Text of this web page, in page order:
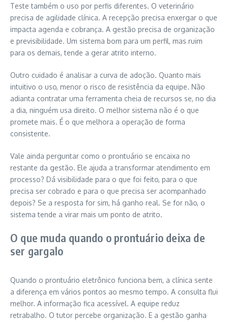
Teste também o uso por perfis diferentes. O veterinário
precisa de agilidade clínica. A recepção precisa enxergar o que
impacta agenda e cobrança. A gestão precisa de organização
e previsibilidade. Um sistema bom para um perfil, mas ruim
para os demais, tende a gerar atrito interno.
Outro cuidado é analisar a curva de adoção. Quanto mais
intuitivo o uso, menor o risco de resistência da equipe. Não
adianta contratar uma ferramenta cheia de recursos se, no dia
a dia, ninguém usa direito. O melhor sistema não é o que
promete mais. É o que melhora a operação de forma
consistente.
Vale ainda perguntar como o prontuário se encaixa no
restante da gestão. Ele ajuda a transformar atendimento em
processo? Dá visibilidade para o que foi feito, para o que
precisa ser cobrado e para o que precisa ser acompanhado
depois? Se a resposta for sim, há ganho real. Se for não, o
sistema tende a virar mais um ponto de atrito.
O que muda quando o prontuário deixa de
ser gargalo
Quando o prontuário eletrônico funciona bem, a clínica sente
a diferença em vários pontos ao mesmo tempo. A consulta flui
melhor. A informação fica acessível. A equipe reduz
retrabalho. O tutor percebe organização. E a gestão ganha